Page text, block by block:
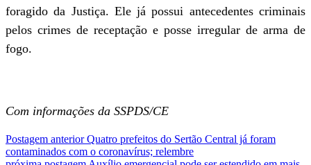
foragido da Justiça. Ele já possui antecedentes criminais
pelos crimes de receptação e posse irregular de arma de
fogo.
Com informações da SSPDS/CE
Postagem anterior Quatro prefeitos do Sertão Central já foram
contaminados com o coronavírus; relembre